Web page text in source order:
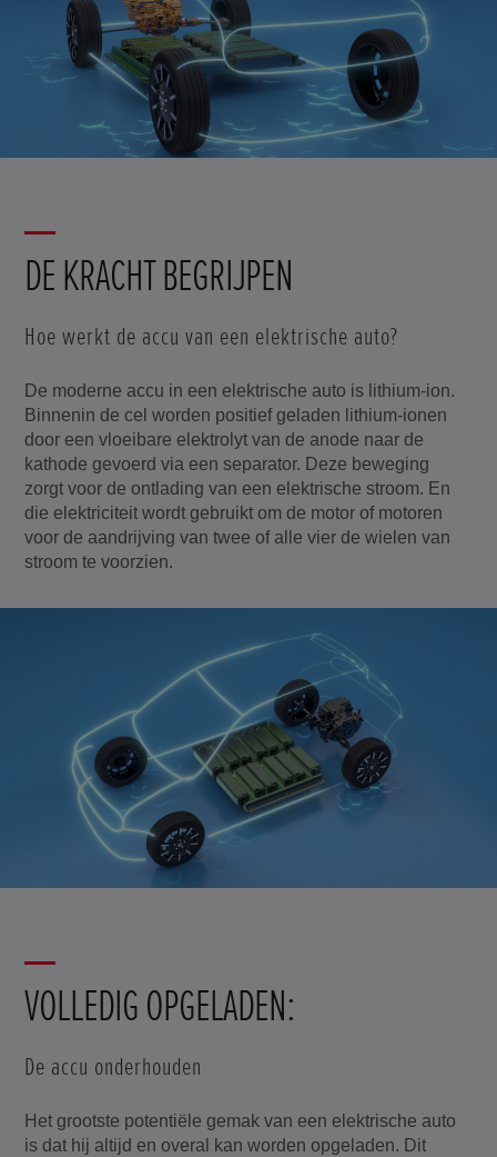
DE KRACHT BEGRIJPEN
Hoe werkt de accu van een elektrische auto?
De moderne accu in een elektrische auto is lithium-ion.
Binnenin de cel worden positief geladen lithium-ionen
door een vloeibare elektrolyt van de anode naar de
kathode gevoerd via een separator. Deze beweging
zorgt voor de ontlading van een elektrische stroom. En
die elektriciteit wordt gebruikt om de motor of motoren
voor de aandrijving van twee of alle vier de wielen van
stroom te voorzien.
VOLLEDIG OPGELADEN:
De accu onderhouden
Het grootste potentiële gemak van een elektrische auto
is dat hij altijd en overal kan worden opgeladen. Dit